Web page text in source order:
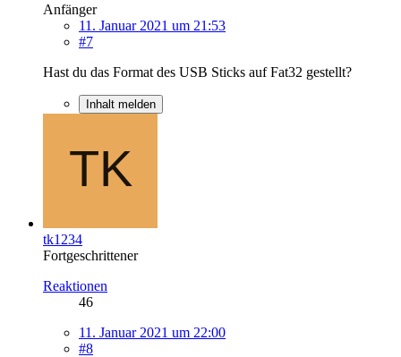
Anfänger
11. Januar 2021 um 21:53
#7
Hast du das Format des USB Sticks auf Fat32 gestellt?
Inhalt melden
tk1234
Fortgeschrittener
Reaktionen
46
11. Januar 2021 um 22:00
#8